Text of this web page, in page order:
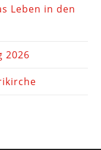
Leben in den
2026